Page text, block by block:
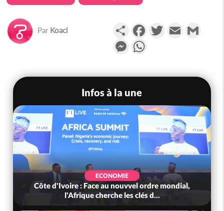
Par Koaci PartagerFacebookTwitterEmail
Messenger
Infos à la une
ECONOMIE
Côte d'Ivoire : Face au nouvvel ordre mondial,
l'Afrique cherche les clés d...